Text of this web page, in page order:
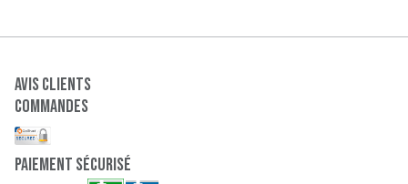
Avis clients
Commandes
paiement sécurisé